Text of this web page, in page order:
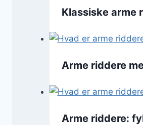
Klassiske arme
Arme riddere
Arme riddere: